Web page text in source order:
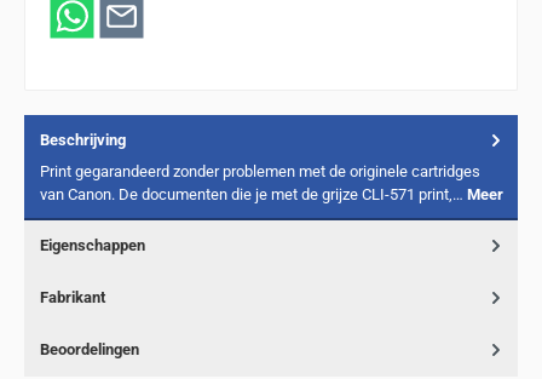
Beschrijving
Print gegarandeerd zonder problemen met de originele cartridges
van Canon. De documenten die je met de grijze CLI-571 print,… Meer
Eigenschappen
Fabrikant
Beoordelingen